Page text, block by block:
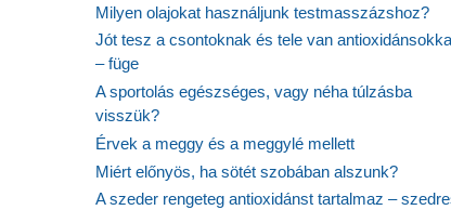
Milyen olajokat használjunk testmasszázshoz?
Jót tesz a csontoknak és tele van
– füge
A sportolás egészséges, vagy néha túlzásba
visszük?
Érvek a meggy és a meggylé mellett
Miért előnyös, ha sötét szobában alszunk?
A szeder rengeteg antioxidánst tartalmaz –